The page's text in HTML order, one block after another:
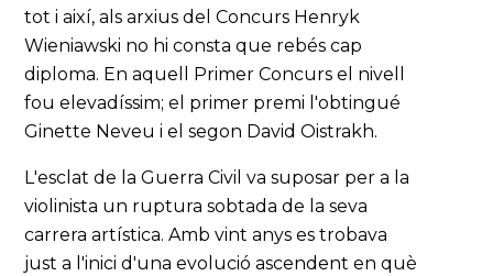
tot i així, als arxius del Concurs Henryk
Wieniawski no hi consta que rebés cap
diploma. En aquell Primer Concurs el nivell
fou elevadíssim; el primer premi l'obtingué
Ginette Neveu i el segon David Oistrakh.
L'esclat de la Guerra Civil va suposar per a la
violinista un ruptura sobtada de la seva
carrera artística. Amb vint anys es trobava
just a l'inici d'una evolució ascendent en què